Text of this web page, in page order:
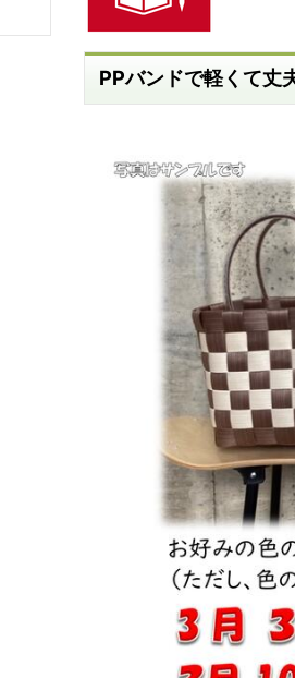
PPバンドで軽くて丈